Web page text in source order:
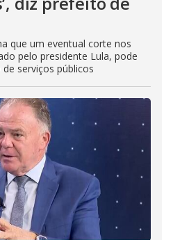
que um eventual corte nos
pelo presidente Lula, pode
serviços públicos